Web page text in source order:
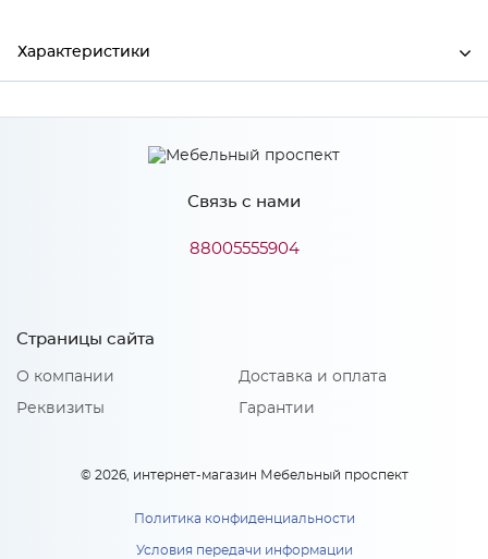
Характеристики
Производитель МиФ
Белый
Связь с нами
88005555904
Страницы сайта
О компании
Реквизиты
Доставка и оплата
Гарантии
© 2026, интернет-магазин Мебельный проспект
Политика конфиденциальности
Условия передачи информации